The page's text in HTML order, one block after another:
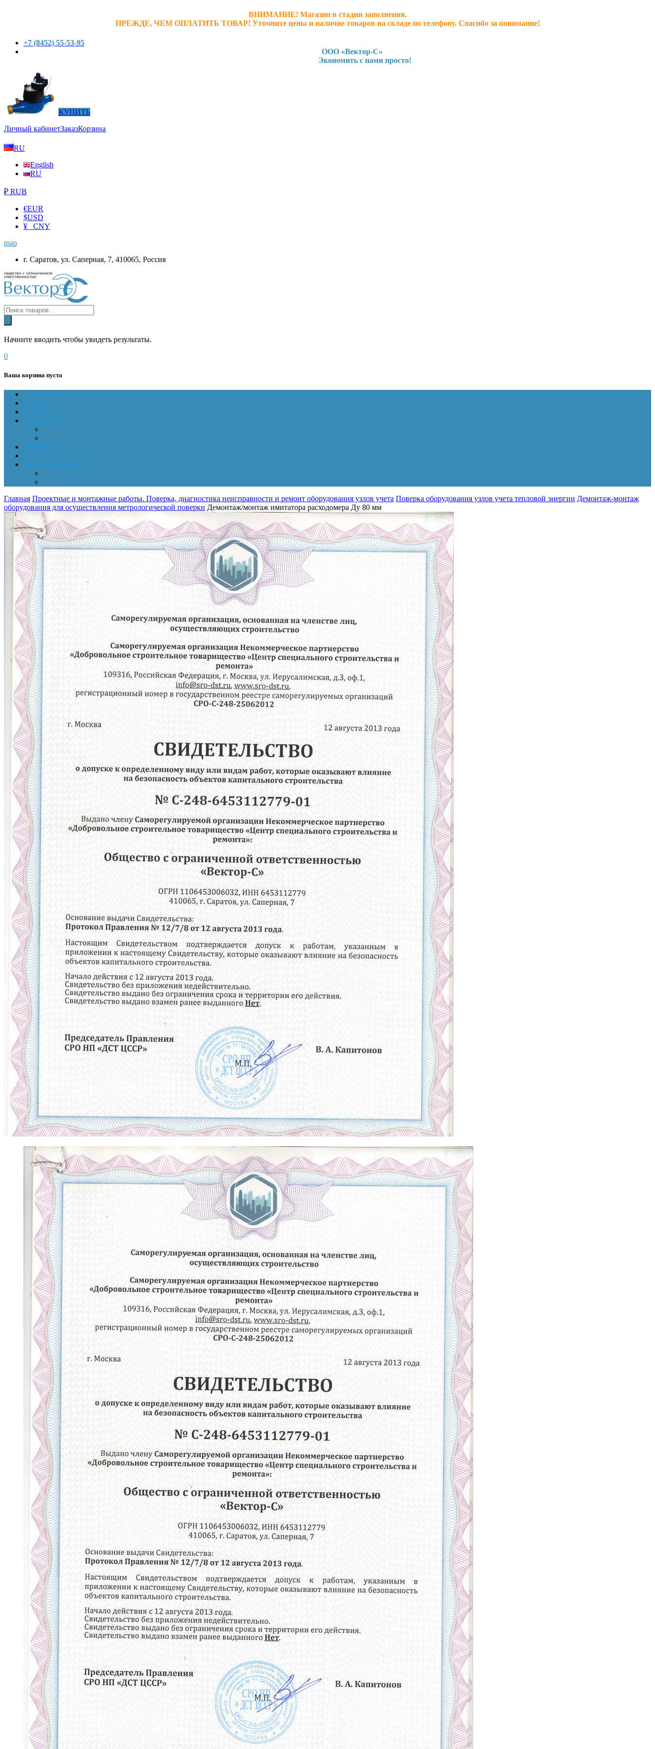
ВНИМАНИЕ! Магазин в стадии заполнения.
ПРЕЖДЕ, ЧЕМ ОПЛАТИТЬ ТОВАР! Уточните цены и наличие товаров на складе по телефону. Спасибо за понимание!
+7 (8452) 55-53-95
ООО «Вектор-С»
Экономить с нами просто!
КУПИТЬ
Личный кабинетЗаказКорзина
RU
English
RU
₽ RUB
€EUR
$USD
¥ CNY
map
г. Саратов, ул. Саперная, 7, 410065, Россия
Начните вводить чтобы увидеть результаты.
0
Ваша корзина пуста
ГЛАВНАЯ
О НАС
Магазин
Документы
НОВОСТИ
КОНТАКТЫ
Личный кабинет
Главная Проектные и монтажные работы. Поверка, диагностика неисправности и ремонт оборудования узлов учета Поверка оборудования узлов учета тепловой энергии Демонтаж-монтаж
оборудования для осуществления метрологической поверки Демонтаж/монтаж имитатора расходомера Ду 80 мм